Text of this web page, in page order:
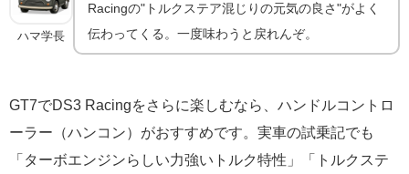
ハマ学長
Racingの"トルクステア混じりの元気の良さ"がよく
伝わってくる。一度味わうと戻れんぞ。
GT7でDS3 Racingをさらに楽しむなら、ハンドルコントロ
ーラー（ハンコン）がおすすめです。実車の試乗記でも
「ターボエンジンらしい力強いトルク特性」「トルクステ